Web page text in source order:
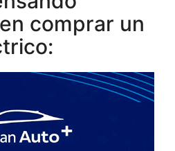
comprar un